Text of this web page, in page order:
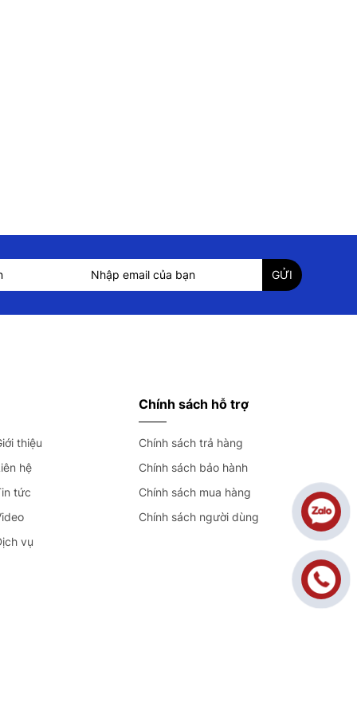
thiệu
hệ
tức
vụ
Chính sách hỗ trợ
Chính sách trả hàng
Chính sách bảo hành
Chính sách mua hàng
Chính sách người dùng